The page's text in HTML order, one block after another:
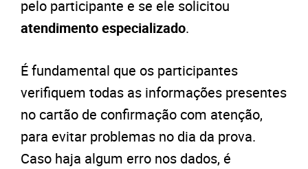
pelo participante e se ele solicitou
atendimento especializado.
É fundamental que os participantes
verifiquem todas as informações presentes
no cartão de confirmação com atenção,
para evitar problemas no dia da prova.
Caso haja algum erro nos dados, é